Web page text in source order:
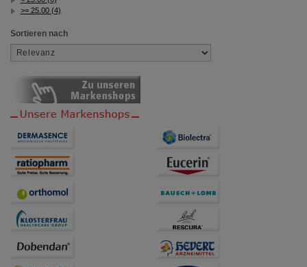
>= 25.00 (4)
Sortieren nach